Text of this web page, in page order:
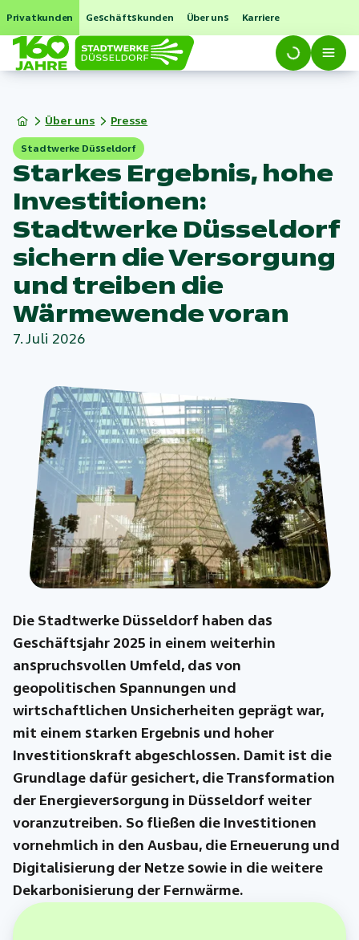
Privatkunden Geschäftskunden Über uns Karriere
Über uns Presse
Stadtwerke Düsseldorf
Starkes Ergebnis, hohe
Investitionen:
Stadtwerke Düsseldorf
sichern die Versorgung
und treiben die
Wärmewende voran
7. Juli 2026
Die Stadtwerke Düsseldorf haben das
Geschäftsjahr 2025 in einem weiterhin
anspruchsvollen Umfeld, das von
geopolitischen Spannungen und
wirtschaftlichen Unsicherheiten geprägt war,
mit einem starken Ergebnis und hoher
Investitionskraft abgeschlossen. Damit ist die
Grundlage dafür gesichert, die Transformation
der Energieversorgung in Düsseldorf weiter
voranzutreiben. So fließen die Investitionen
vornehmlich in den Ausbau, die Erneuerung und
Digitalisierung der Netze sowie in die weitere
Dekarbonisierung der Fernwärme.